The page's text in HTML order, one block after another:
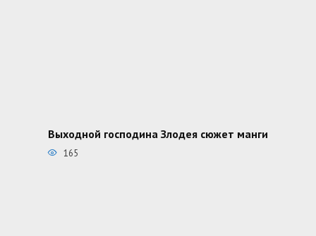
Выходной господина Злодея сюжет манги
165